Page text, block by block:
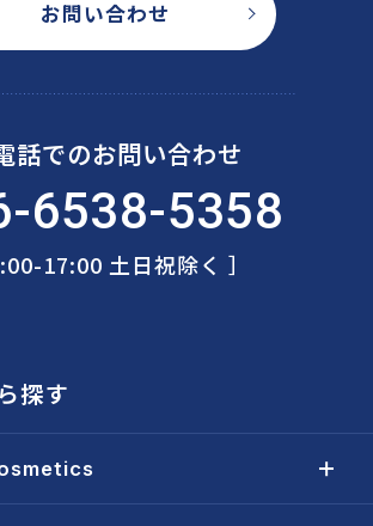
お問い合わせ
話でのお問い合わせ
6538-5358
17:00 土日祝除く ］
探す